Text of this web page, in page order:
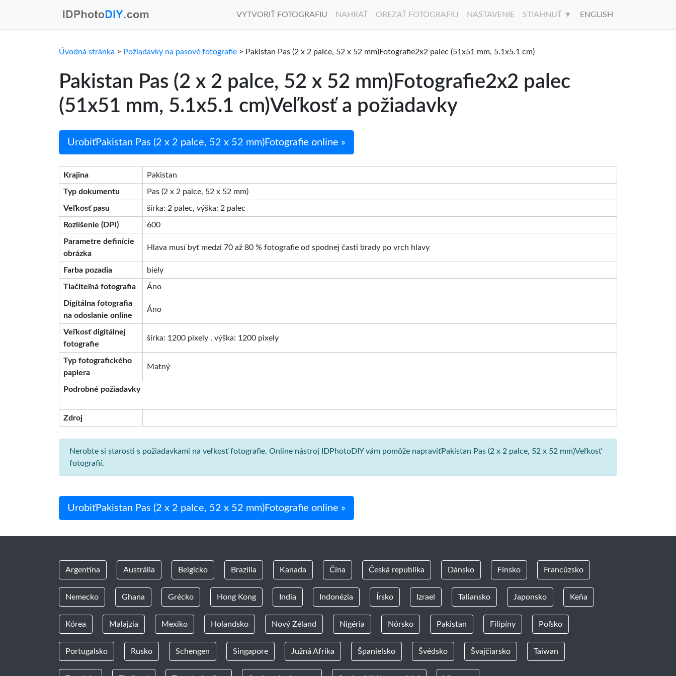
VYTVORIŤ FOTOGRAFIU NAHRAŤ OREZAŤ FOTOGRAFIU NASTAVENIE STIAHNUŤ ▼ ENGLISH
Úvodná stránka > Požiadavky na pasové fotografie > Pakistan Pas (2 x 2 palce, 52 x 52 mm)Fotografie2x2 palec (51x51 mm, 5.1x5.1 cm)
Pakistan Pas (2 x 2 palce, 52 x 52 mm)Fotografie2x2 palec
(51x51 mm, 5.1x5.1 cm)Veľkosť a požiadavky
UrobiťPakistan Pas (2 x 2 palce, 52 x 52 mm)Fotografie online »
Krajina Pakistan
Typ dokumentu Pas (2 x 2 palce, 52 x 52 mm)
Veľkosť pasu šírka: 2 palec, výška: 2 palec
Rozlíšenie (DPI) 600
Parametre definície
obrázka
Hlava musí byť medzi 70 až 80 % fotografie od spodnej časti brady po vrch hlavy
Farba pozadia biely
Tlačiteľná fotografia Áno
Digitálna fotografia
na odoslanie online
Áno
Veľkosť digitálnej
fotografie
šírka: 1200 pixely , výška: 1200 pixely
Typ fotografického
papiera
Matný
Podrobné požiadavky
Zdroj
Nerobte si starosti s požiadavkami na veľkosť fotografie. Online nástroj IDPhotoDIY vám pomôže napraviťPakistan Pas (2 x 2 palce, 52 x 52 mm)Veľkosť
fotografií.
UrobiťPakistan Pas (2 x 2 palce, 52 x 52 mm)Fotografie online »
Argentína Austrália Belgicko Brazília Kanada Čína Česká republika Dánsko Fínsko Francúzsko
Nemecko Ghana Grécko Hong Kong India Indonézia Írsko Izrael Taliansko Japonsko Keňa
Kórea Malajzia Mexiko Holandsko Nový Zéland Nigéria Nórsko Pakistan Filipíny Poľsko
Portugalsko Rusko Schengen Singapore Južná Afrika Španielsko Švédsko Švajčiarsko Taiwan